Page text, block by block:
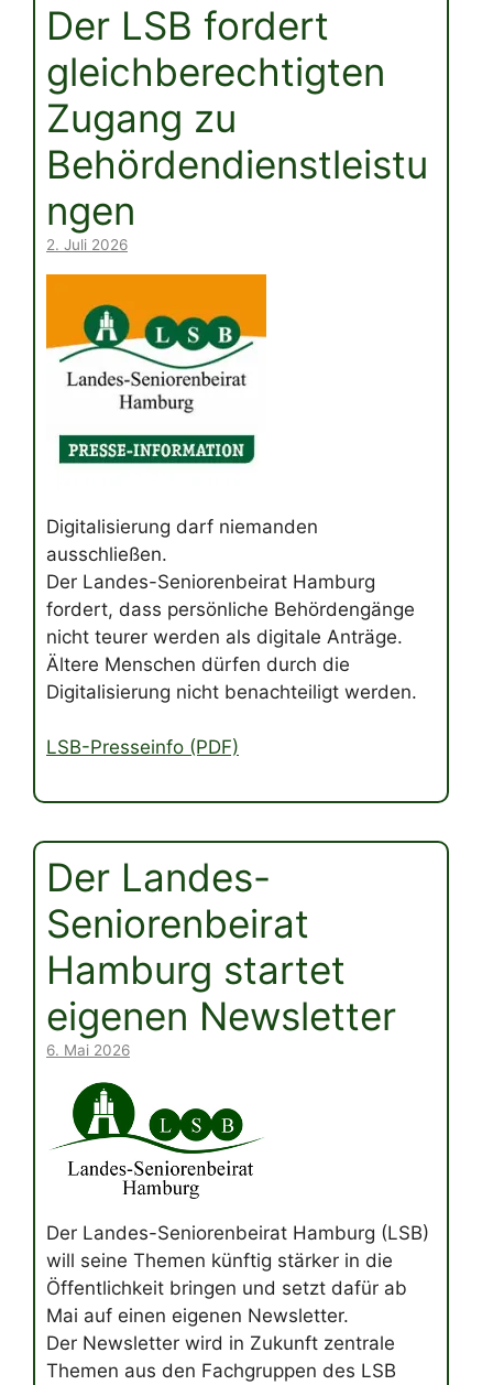
Der LSB fordert
gleichberechtigten
Zugang zu
Behördendienstleistu
ngen
2. Juli 2026
Digitalisierung darf niemanden
ausschließen.
Der Landes-Seniorenbeirat Hamburg
fordert, dass persönliche Behördengänge
nicht teurer werden als digitale Anträge.
Ältere Menschen dürfen durch die
Digitalisierung nicht benachteiligt werden.
LSB-Presseinfo (PDF)
Der Landes-
Seniorenbeirat
Hamburg startet
eigenen Newsletter
6. Mai 2026
Der Landes-Seniorenbeirat Hamburg (LSB)
will seine Themen künftig stärker in die
Öffentlichkeit bringen und setzt dafür ab
Mai auf einen eigenen Newsletter.
Der Newsletter wird in Zukunft zentrale
Themen aus den Fachgruppen des LSB